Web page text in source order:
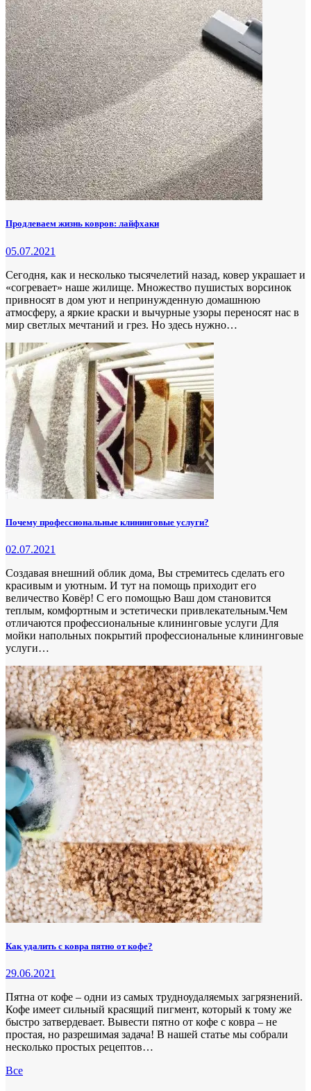
Продлеваем жизнь ковров: лайфхаки
05.07.2021
Сегодня, как и несколько тысячелетий назад, ковер украшает и
«согревает» наше жилище. Множество пушистых ворсинок
привносят в дом уют и непринужденную домашнюю
атмосферу, а яркие краски и вычурные узоры переносят нас в
мир светлых мечтаний и грез. Но здесь нужно…
Почему профессиональные клининговые услуги?
02.07.2021
Создавая внешний облик дома, Вы стремитесь сделать его
красивым и уютным. И тут на помощь приходит его
величество Ковёр! С его помощью Ваш дом становится
теплым, комфортным и эстетически привлекательным.Чем
отличаются профессиональные клининговые услуги Для
мойки напольных покрытий профессиональные клининговые
услуги…
Как удалить с ковра пятно от кофе?
29.06.2021
Пятна от кофе – одни из самых трудноудаляемых загрязнений.
Кофе имеет сильный красящий пигмент, который к тому же
быстро затвердевает. Вывести пятно от кофе с ковра – не
простая, но разрешимая задача! В нашей статье мы собрали
несколько простых рецептов…
Все